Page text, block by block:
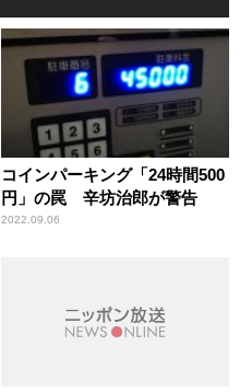
コインパーキング「24時間500
円」の罠 辛坊治郎が警告
2022.09.06